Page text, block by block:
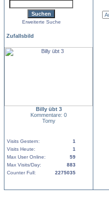
Erweiterte Suche
Zufallsbild
Billy übt 3
Kommentare: 0
Tomy
Visits Gestern:
1
Visits Heute:
1
Max User Online:
59
Max Visits/Day:
883
Counter Full:
2275035